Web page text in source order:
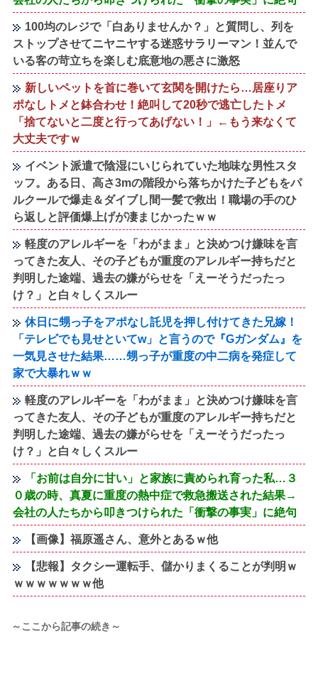
100均のレジで「白ありませんか？」と質問し、列を
ストップさせてニヤニヤする迷惑サラリーマン！並んで
いる客の苛立ちを楽しむ底意地の悪さに激怒
新しいペットを首に巻いて玄関を開けたら…居座りア
ポなしトメと鉢合わせ！絶叫して20秒で逃亡したトメ
「捨てないと二度と行ってあげない！」←もう来なくて
大丈夫ですｗ
イベント派遣で陰湿にいじられていた地味な男性スタ
ッフ。ある日、高さ3mの階段から落ちかけた子どもをパ
ルクールで爆走＆ダイブし間一髪で救出！職場の手のひ
ら返しと評価爆上げが凄まじかったｗｗ
軽度のアレルギーを「わがまま」と決めつけ嫌味を言
ってきた友人、その子どもが重度のアレルギー持ちだと
判明した途端、過去の嫌がらせを「えーそうだったっ
け？」と白々しくスルー
休日に甥っ子をアポなし託児を押し付けてきた兄嫁！
「テレビでも見せといてw」と言うので『Gガンダム』を
一気見させた結果……甥っ子が重度の中二病を発症して
家で大暴れｗｗ
軽度のアレルギーを「わがまま」と決めつけ嫌味を言
ってきた友人、その子どもが重度のアレルギー持ちだと
判明した途端、過去の嫌がらせを「えーそうだったっ
け？」と白々しくスルー
「お前は自分に甘い」と家族に責められ育った私…３
０歳の時、真夏に重度の熱中症で救急搬送された結果→
会社の人たちから叩きつけられた「衝撃の事実」に絶句
【画像】福原遥さん、意外とあるｗ他
【悲報】タクシー運転手、儲かりまくることが判明ｗ
ｗｗｗｗｗｗｗ他
～ここから記事の続き～